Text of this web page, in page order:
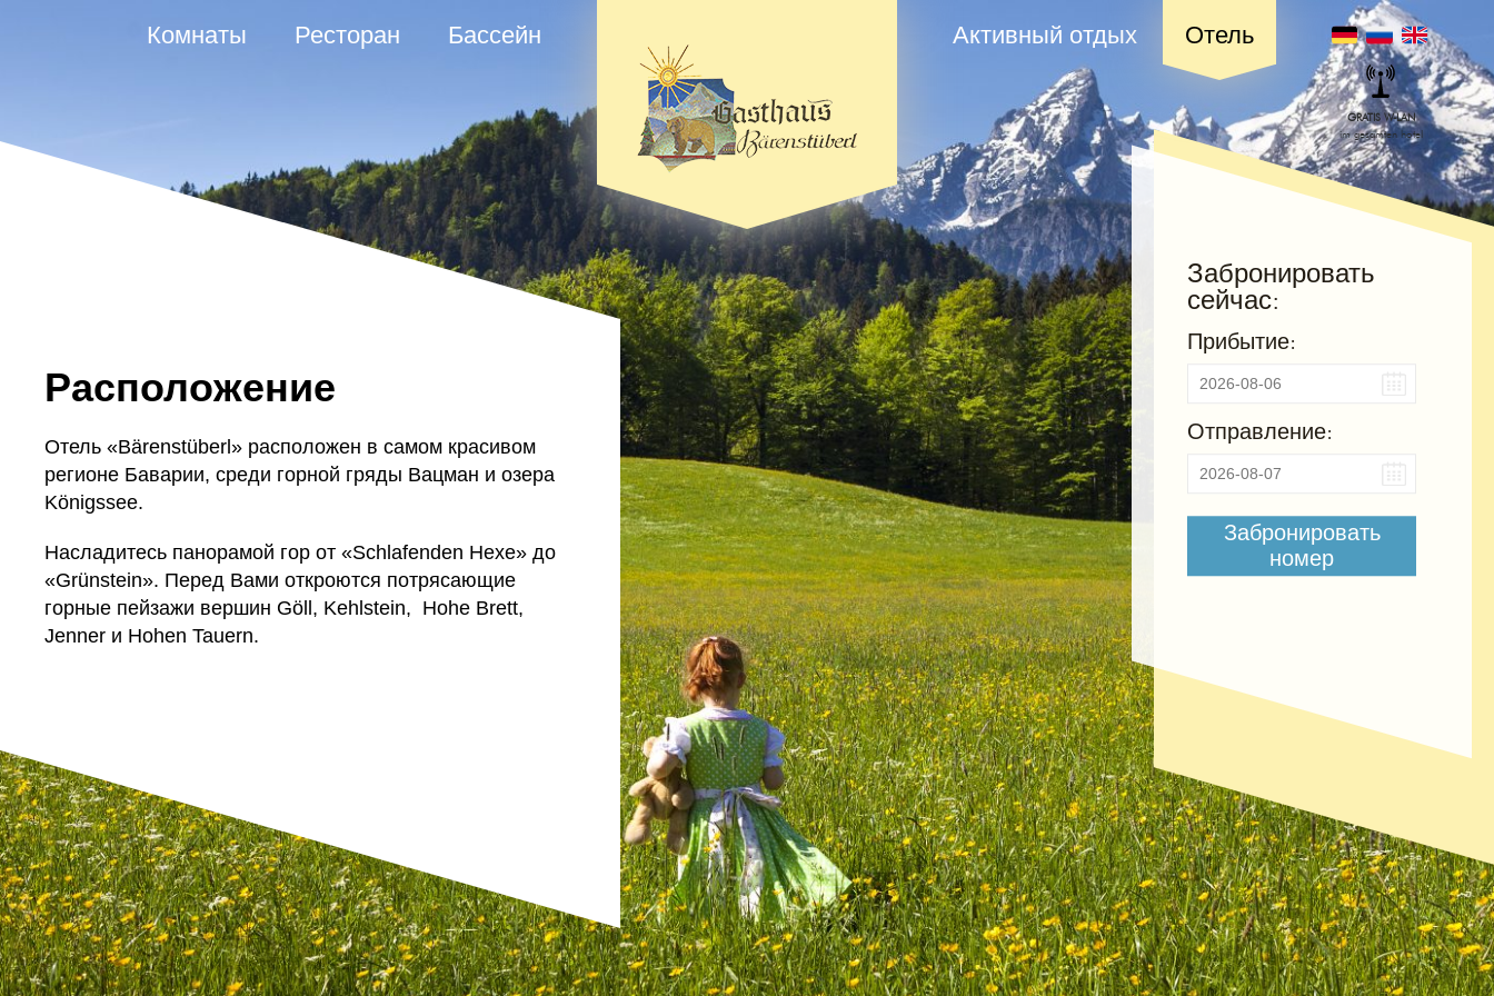
Комнаты Ресторан Бассейн Активный отдых Отель
GRATIS W-LAN
im gesamten hotel
Расположение
Отель «Bärenstüberl» расположен в самом красивом
регионе Баварии, среди горной гряды Вацман и озера
Königssee.
Насладитесь панорамой гор от «Schlafenden Hexe» до
«Grünstein». Перед Вами откроются потрясающие
горные пейзажи вершин Göll, Kehlstein, Hohe Brett,
Jenner и Hohen Tauern.
Забронировать
сейчас:
Прибытие:
Отправление:
Забронировать
номер